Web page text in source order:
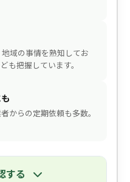
域の事情を熟知してお
も把握しています。
からの定期依頼も多数。
する